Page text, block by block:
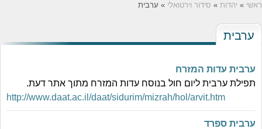
ראשי » יהדות » סידור וירטואלי » ערבית
ערבית
ערבית עדות המזרח
תפילת ערבית ליום חול בנוסח עדות המזרח מתוך אתר דעת.
http://www.daat.ac.il/daat/sidurim/mizrah/hol/arvit.htm
ערבית ספרד